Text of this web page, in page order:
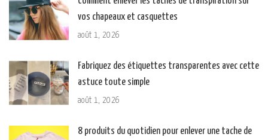
vos chapeaux et casquettes
août 1, 2026
Fabriquez des étiquettes transparentes avec cette
astuce toute simple
août 1, 2026
8 produits du quotidien pour enlever une tache de